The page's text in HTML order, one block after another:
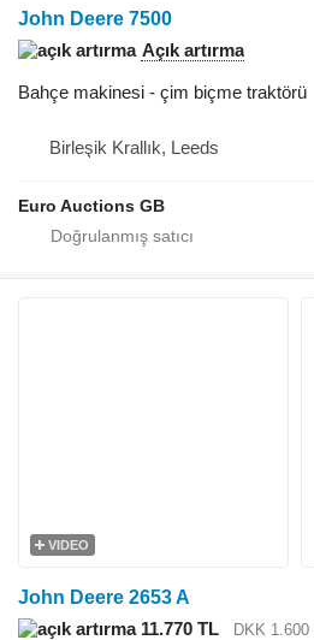
John Deere 7500
Açık artırma
Bahçe makinesi - çim biçme traktörü
Birleşik Krallık, Leeds
Euro Auctions GB
VIDEO
John Deere 2653 A
11.770 TL
DKK 1.600